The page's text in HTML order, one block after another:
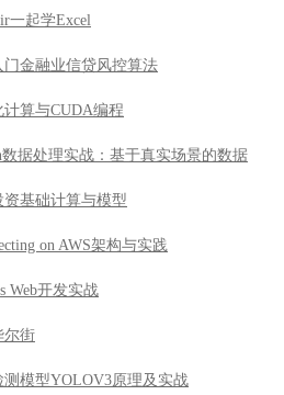
一起学Excel
门金融业信贷风控算法
计算与CUDA编程
数据处理实战：基于真实场景的数据
资基础计算与模型
on AWS架构与实践
Web开发实战
尔街
测模型YOLOV3原理及实战